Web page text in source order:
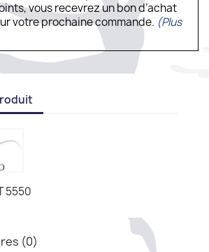
vous recevrez un bon d’achat
votre prochaine commande. (Plus
5550
(0)